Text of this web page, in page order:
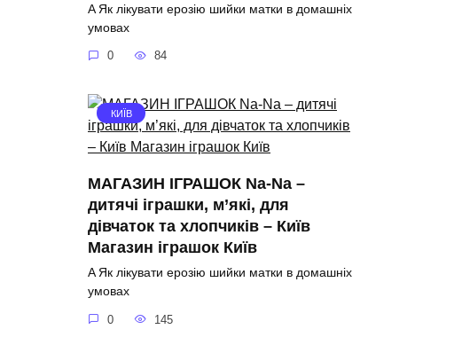
A Як лікувати ерозію шийки матки в домашніх
умовах
0 84
КИЇВ
МАГАЗИН ІГРАШОК Na-Na –
дитячі іграшки, м’які, для
дівчаток та хлопчиків – Київ
Магазин іграшок Київ
A Як лікувати ерозію шийки матки в домашніх
умовах
0 145